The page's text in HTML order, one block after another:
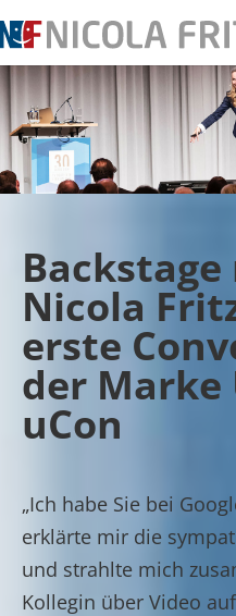
Nicola
erste
der
uCon
„Ich habe Sie bei
erklärte mir die
und strahlte mich
Kollegin über Video